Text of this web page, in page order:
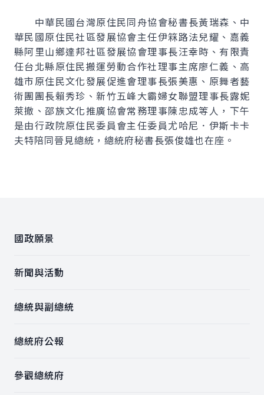
中華民國台灣原住民同舟協會秘書長黃瑞森、中
華民國原住民社區發展協會主任伊箖路法兒耀、嘉義
縣阿里山鄉達邦社區發展協會理事長汪幸時、有限責
任台北縣原住民搬運勞動合作社理事主席廖仁義、高
雄市原住民文化發展促進會理事長張美惠、原舞者藝
術團團長賴秀珍、新竹五峰大霸婦女聯盟理事長露妮
萊撤、邵族文化推廣協會常務理事陳忠成等人，下午
是由行政院原住民委員會主任委員尤哈尼．伊斯卡卡
夫特陪同晉見總統，總統府秘書長張俊雄也在座。
國政願景
新聞與活動
總統與副總統
總統府公報
參觀總統府